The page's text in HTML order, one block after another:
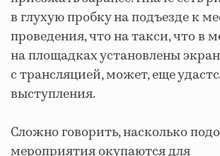
в глухую пробку на подъезде к
проведения, что на такси, что в
на площадках установлены
с трансляцией, может, еще
выступления.
Сложно говорить, насколько
мероприятия окупаются для